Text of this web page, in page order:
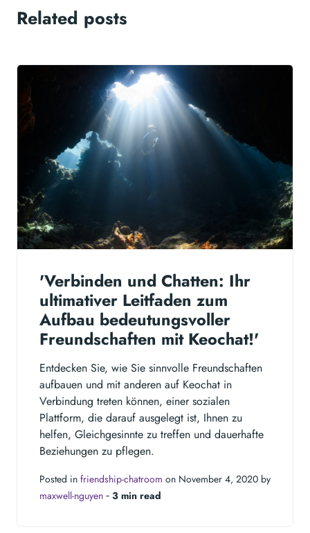
Related posts
'Verbinden und Chatten: Ihr
ultimativer Leitfaden zum
Aufbau bedeutungsvoller
Freundschaften mit Keochat!'
Entdecken Sie, wie Sie sinnvolle Freundschaften
aufbauen und mit anderen auf Keochat in
Verbindung treten können, einer sozialen
Plattform, die darauf ausgelegt ist, Ihnen zu
helfen, Gleichgesinnte zu treffen und dauerhafte
Beziehungen zu pflegen.
Posted in friendship-chatroom on November 4, 2020 by
maxwell-nguyen ‐ 3 min read